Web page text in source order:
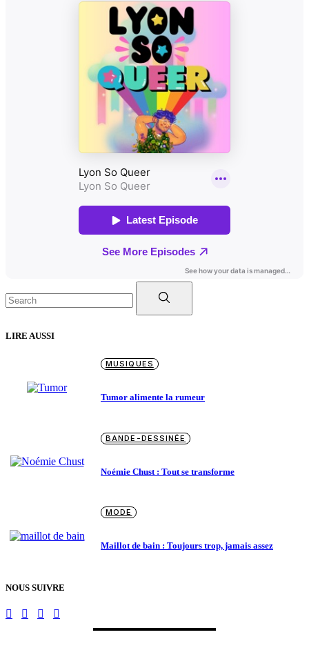
for:
LIRE AUSSI
MUSIQUES
Tumor alimente la rumeur
BANDE-DESSINÉE
Noémie Chust : Tout se transforme
MODE
Maillot de bain : Toujours trop, jamais assez
NOUS SUIVRE